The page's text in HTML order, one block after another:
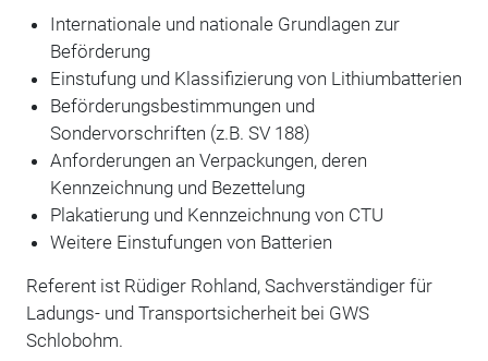
Internationale und nationale Grundlagen zur
Beförderung
Einstufung und Klassifizierung von Lithiumbatterien
Beförderungsbestimmungen und
Sondervorschriften (z.B. SV 188)
Anforderungen an Verpackungen, deren
Kennzeichnung und Bezettelung
Plakatierung und Kennzeichnung von CTU
Weitere Einstufungen von Batterien
Referent ist Rüdiger Rohland, Sachverständiger für
Ladungs- und Transportsicherheit bei GWS
Schlobohm.